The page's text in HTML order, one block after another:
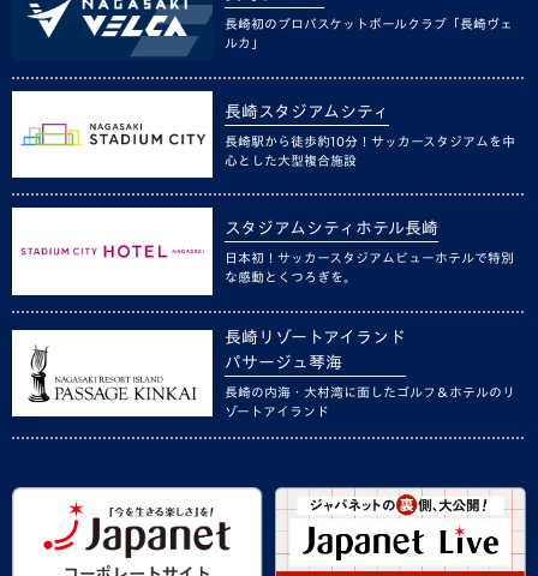
長崎初のプロバスケットボールクラブ「長崎ヴェ
ルカ」
長崎スタジアムシティ
長崎駅から徒歩約10分！サッカースタジアムを中
心とした大型複合施設
スタジアムシティホテル長崎
日本初！サッカースタジアムビューホテルで特別
な感動とくつろぎを。
長崎リゾートアイランド
パサージュ琴海
長崎の内海・大村湾に面したゴルフ＆ホテルのリ
ゾートアイランド